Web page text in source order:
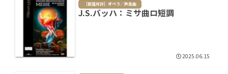
［新譜月評］オペラ／声楽曲
J.S.バッハ：ミサ曲ロ短調
2025.06.15